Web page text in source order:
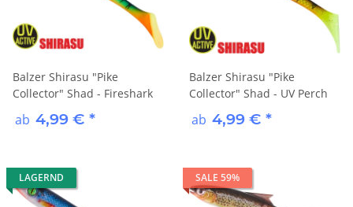
Balzer Shirasu "Pike
Collector" Shad - Fireshark
ab 4,99 € *
Balzer Shirasu "Pike
Collector" Shad - UV Perch
ab 4,99 € *
LAGERND SALE 59%